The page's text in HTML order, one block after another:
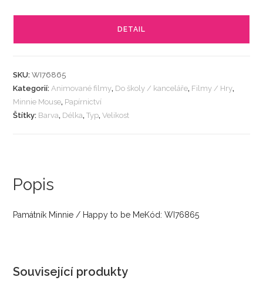
DETAIL
SKU:WI76865
Kategorií: Animované filmy, Do školy / kanceláře, Filmy / Hry,
Minnie Mouse, Papírnictví
Štítky: Barva, Délka,Typ,Velikost
Popis
Památník Minnie / Happy to be MeKód: WI76865
Související produkty